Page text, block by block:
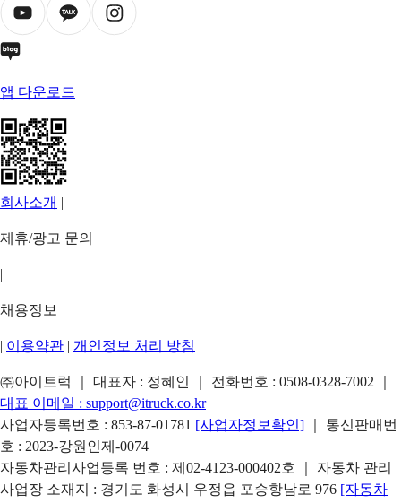
앱 다운로드
회사소개 |
제휴/광고 문의
|
채용정보
| 이용약관 | 개인정보 처리 방침
㈜아이트럭 ｜ 대표자 : 정혜인 ｜ 전화번호 : 0508-0328-7002
대표 이메일 : support@itruck.co.kr
사업자등록번호 : 853-87-01781 [사업자정보확인]
｜ 통신판매번
호 : 2023-강원인제-0074
자동차관리사업등록 번호 : 제02-4123-000402호 ｜ 자동차 관리
사업장 소재지 : 경기도 화성시 우정읍 포승항남로 976 [자동차